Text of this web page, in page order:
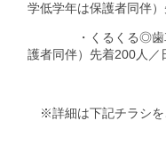
学低学年は保護者同伴
・くるくる◎歯車
護者同伴）先着200人／
※詳細は下記チラシを